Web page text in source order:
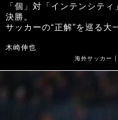
「個」対「インテンシティ
決勝。
サッカーの“正解”を巡る大
木崎伸也
海外サッカー